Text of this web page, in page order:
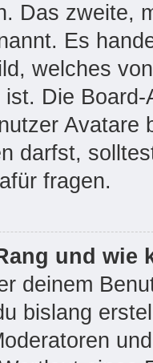
Das zweite,
Es
welches
Die
Avatare
darfst,
fragen.
und wie
deinem
bislang